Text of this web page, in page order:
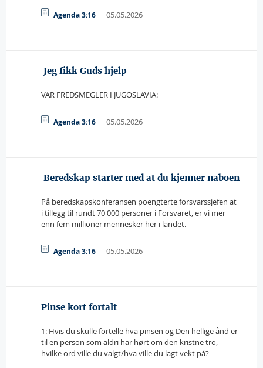
Agenda 3:16 05.05.2026
 Jeg fikk Guds hjelp
VAR FREDSMEGLER I JUGOSLAVIA:
Agenda 3:16 05.05.2026
 Beredskap starter med at du kjenner naboen
På beredskapskonferansen poengterte forsvarssjefen at
i tillegg til rundt 70 000 personer i Forsvaret, er vi mer
enn fem millioner mennesker her i landet.
Agenda 3:16 05.05.2026
Pinse kort fortalt
1: Hvis du skulle fortelle hva pinsen og Den hellige ånd er
til en person som aldri har hørt om den kristne tro,
hvilke ord ville du valgt/hva ville du lagt vekt på?